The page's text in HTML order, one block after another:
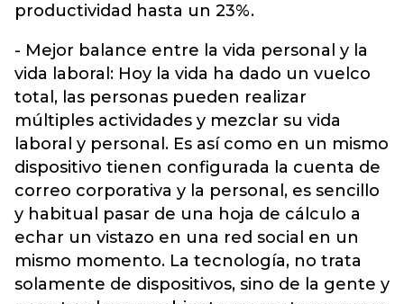
productividad hasta un 23%.
- Mejor balance entre la vida personal y la
vida laboral: Hoy la vida ha dado un vuelco
total, las personas pueden realizar
múltiples actividades y mezclar su vida
laboral y personal. Es así como en un mismo
dispositivo tienen configurada la cuenta de
correo corporativa y la personal, es sencillo
y habitual pasar de una hoja de cálculo a
echar un vistazo en una red social en un
mismo momento. La tecnología, no trata
solamente de dispositivos, sino de la gente y